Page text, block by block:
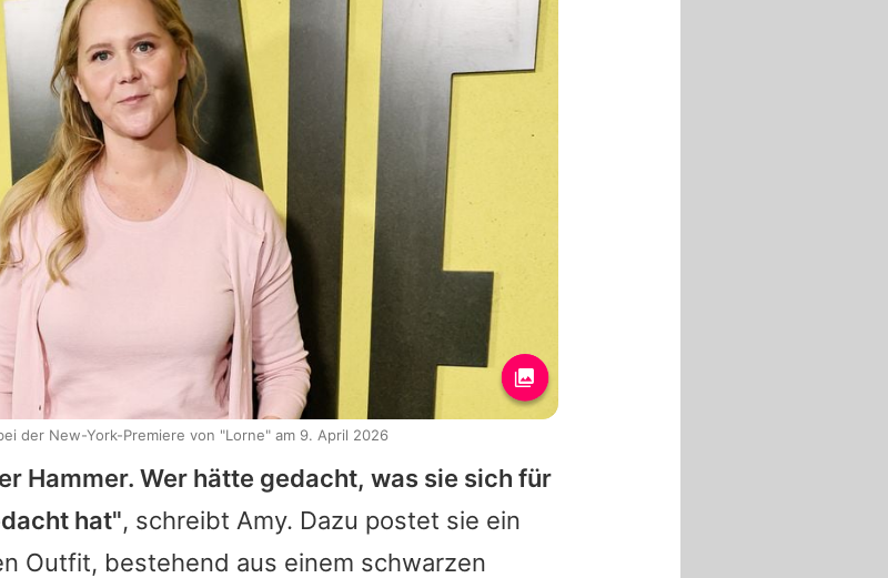
Hammer. Wer hätte gedacht, was sie sich für
hat", schreibt Amy. Dazu postet sie ein
Outfit, bestehend aus einem schwarzen
der New-York-Premiere von "Lorne" am 9. April 2026